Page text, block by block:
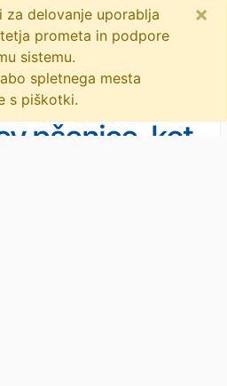
· 3t
tvitaj
pšenice, kot
za delovanje uporablja
prometa in podpore
sistemu.
spletnega mesta
s piškotki.
×